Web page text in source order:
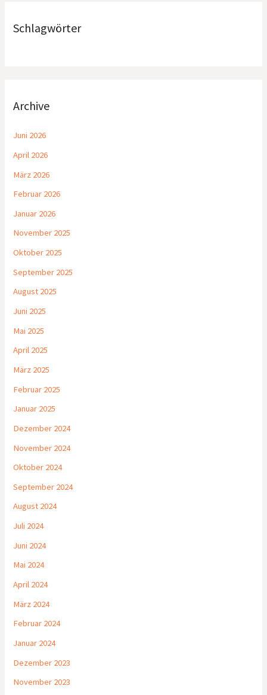
Schlagwörter
Archive
Juni 2026
April 2026
März 2026
Februar 2026
Januar 2026
November 2025
Oktober 2025
September 2025
August 2025
Juni 2025
Mai 2025
April 2025
März 2025
Februar 2025
Januar 2025
Dezember 2024
November 2024
Oktober 2024
September 2024
August 2024
Juli 2024
Juni 2024
Mai 2024
April 2024
März 2024
Februar 2024
Januar 2024
Dezember 2023
November 2023